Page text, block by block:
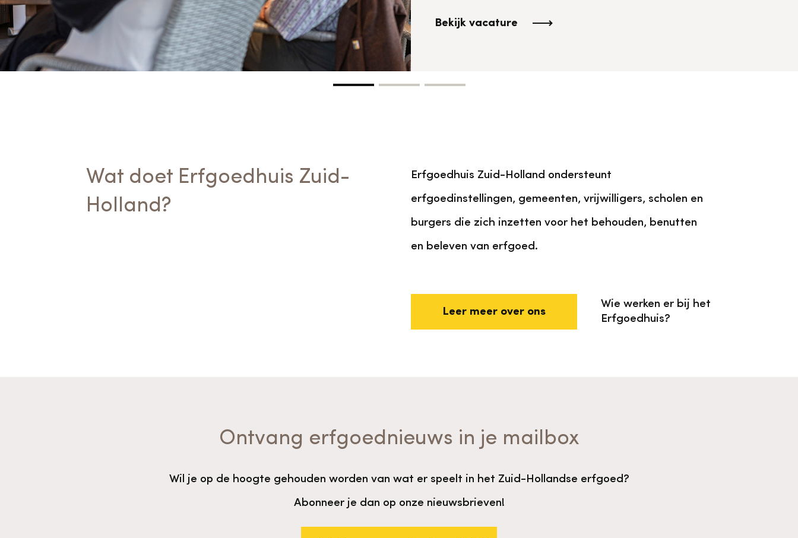
Downloads en nieuwsbrieven Contact
Digitale toegankelijkheid
Cultureel Erfgoed
vrijwilligers
Ervenconsulent
Diensten Aanvraagformulier
Organisatie Onze medewerkersBekijk vacature
Wat doet Erfgoedhuis Zuid-
Holland?
Erfgoedhuis Zuid-Holland ondersteunt
erfgoedinstellingen, gemeenten, vrijwilligers, scholen en
burgers die zich inzetten voor het behouden, benutten
en beleven van erfgoed.
Leer meer over ons
Wie werken er bij het
Erfgoedhuis?
Ontvang erfgoednieuws in je mailbox
Wil je op de hoogte gehouden worden van wat er speelt in het Zuid-Hollandse erfgoed?
Abonneer je dan op onze nieuwsbrieven!